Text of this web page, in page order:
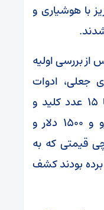
با هوشیاری و
بررسی اولیه
جعلی، ادوات
حرفه‌ای سرقت، دسته کلید با ۱۵ عدد کلید و
قفل شکن و مبالغ ۱۶۰۰ یورو و ۱۵۰۰ دلار و
قیمتی که به
برده بودند کشف